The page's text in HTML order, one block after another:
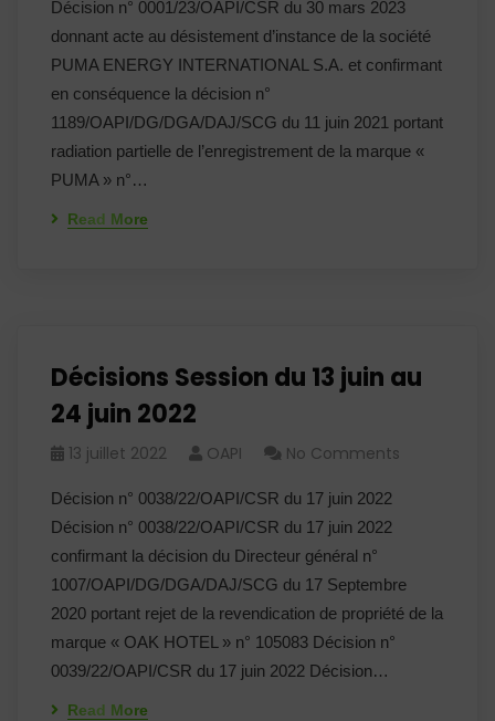
Décision n° 0001/23/OAPI/CSR du 30 mars 2023
donnant acte au désistement d’instance de la société
PUMA ENERGY INTERNATIONAL S.A. et confirmant
en conséquence la décision n°
1189/OAPI/DG/DGA/DAJ/SCG du 11 juin 2021 portant
radiation partielle de l’enregistrement de la marque «
PUMA » n°…
Read More
Décisions Session du 13 juin au
24 juin 2022
13 juillet 2022 OAPI No Comments
Décision n° 0038/22/OAPI/CSR du 17 juin 2022
Décision n° 0038/22/OAPI/CSR du 17 juin 2022
confirmant la décision du Directeur général n°
1007/OAPI/DG/DGA/DAJ/SCG du 17 Septembre
2020 portant rejet de la revendication de propriété de la
marque « OAK HOTEL » n° 105083 Décision n°
0039/22/OAPI/CSR du 17 juin 2022 Décision…
Read More